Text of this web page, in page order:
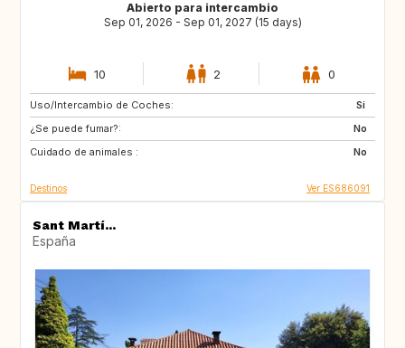
Abierto para intercambio
Sep 01, 2026 - Sep 01, 2027 (15 days)
10 2 0
Uso/Intercambio de Coches:
Si
¿Se puede fumar?:
No
Cuidado de animales :
No
DK
IT
DE
Destinos Ver ES686091
Sant Martí...
España